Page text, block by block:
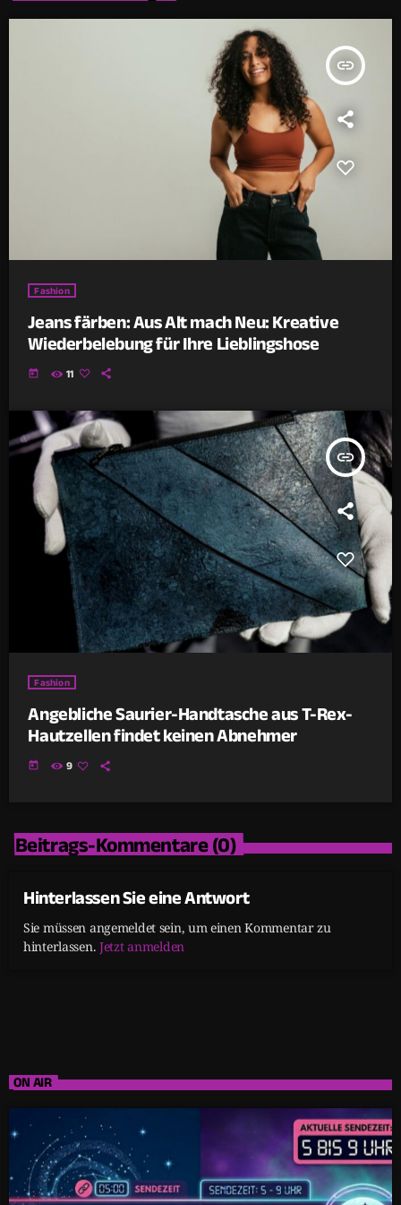
insert_link
Fashion
Jeans färben: Aus Alt mach Neu: Kreative
Wiederbelebung für Ihre Lieblingshose
today 11
insert_link
Fashion
Angebliche Saurier-Handtasche aus T-Rex-
Hautzellen findet keinen Abnehmer
today 9
Beitrags-Kommentare (0)
Hinterlassen Sie eine Antwort
Sie müssen angemeldet sein, um einen Kommentar zu
hinterlassen. Jetzt anmelden
ON AIR